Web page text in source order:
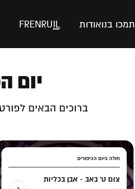
תמכו בנואודות IL
RU
EN
FR
יום
ברוכים הבאים
חולה ביום הכיפורים
צום ט' באב - אבן בכליות